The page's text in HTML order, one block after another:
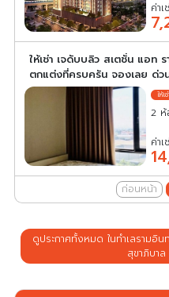
ค่า
ให้เช่า เจดับบลิว สเตชั่น แอท
ตกแต่งที่ครบครัน จองเลย ด่ว
2 ห้
ค่า
ก่อนหน้า
ดูประกาศทั้งหมด ในทำเลรามอิ
สุขาภิบา